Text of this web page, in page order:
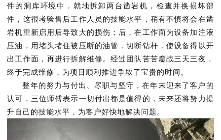
件的洞库环境中，就地拆卸两台凿岩机，检查并换损坏部
件，这很考验售后工作人员的技能水平，稍有不慎将会在凿
岩机重新启用后导致大的损伤；后，在工作面为设备加注液
压油，用堵头堵住被压断的油管，切断钻杆，使设备得以开
出工作面，再进行拆解维修。经过团队苦苦鏖战三天三夜，
终于完成维修，为项目顺利推进争取了宝贵的时间。
整年的努力与付出、尽职与坚守，在年末迎来了客户的
认可，三位师傅表示一切付出都是值得的，未来还将努力提
升自己的技能水平，为客户好快地解决问题。